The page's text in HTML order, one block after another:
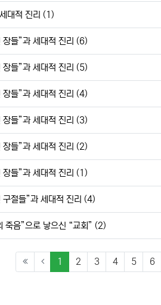
대적 진리 (1)
장들”과 세대적 진리 (6)
장들”과 세대적 진리 (5)
장들”과 세대적 진리 (4)
장들”과 세대적 진리 (3)
장들”과 세대적 진리 (2)
장들”과 세대적 진리 (1)
구절들”과 세대적 진리 (4)
죽음”으로 낳으신 “교회” (2)
1 (current)
2 3 4 5 6